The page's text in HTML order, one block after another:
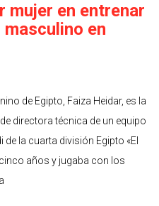
mujer en entrenar
en
de Egipto, Faiza Heidar, es la
directora técnica de un equipo
la cuarta división Egipto «El
años y jugaba con los